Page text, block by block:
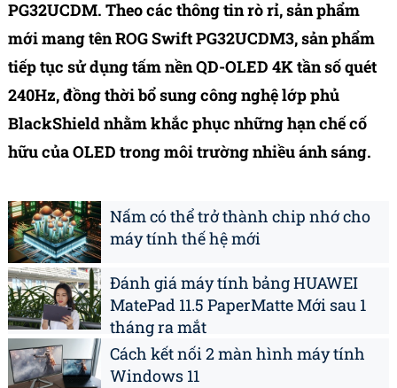
PG32UCDM. Theo các thông tin rò rỉ, sản phẩm
mới mang tên ROG Swift PG32UCDM3, sản phẩm
tiếp tục sử dụng tấm nền QD-OLED 4K tần số quét
240Hz, đồng thời bổ sung công nghệ lớp phủ
BlackShield nhằm khắc phục những hạn chế cố
hữu của OLED trong môi trường nhiều ánh sáng.
Nấm có thể trở thành chip nhớ cho
máy tính thế hệ mới
Đánh giá máy tính bảng HUAWEI
MatePad 11.5 PaperMatte Mới sau 1
tháng ra mắt
Cách kết nối 2 màn hình máy tính
Windows 11